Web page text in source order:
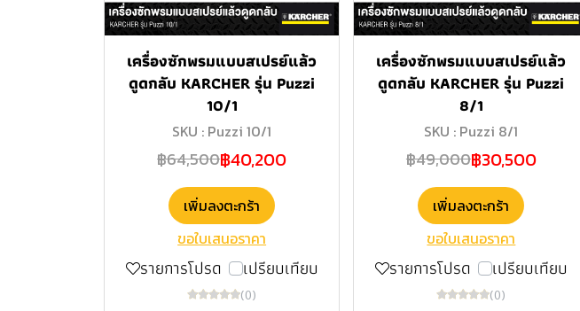
เครื่องซักพรมแบบสเปรย์แล้ว
ดูดกลับ KARCHER รุ่น Puzzi
10/1
SKU : Puzzi 10/1
฿64,500฿40,200
เพิ่มลงตะกร้า
ขอใบเสนอราคา
รายการโปรด เปรียบเทียบ
(0)
เครื่องซักพรมแบบสเปรย์แล้ว
ดูดกลับ KARCHER รุ่น Puzzi
8/1
SKU : Puzzi 8/1
฿49,000฿30,500
เพิ่มลงตะกร้า
ขอใบเสนอราคา
รายการโปรด เปรียบเทียบ
(0)